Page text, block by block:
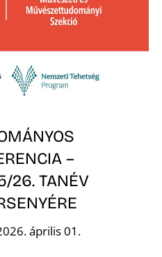
–
26. TANÉV
április 01.